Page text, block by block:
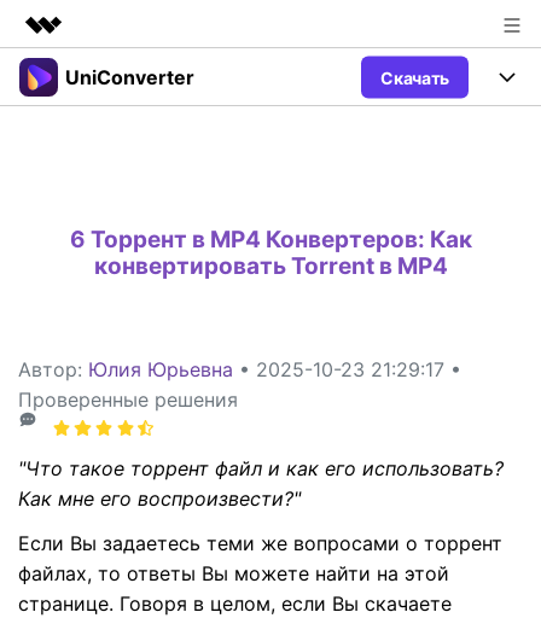
Рекомендуемые продукты
Поддержка
UniConverter Скачать
UniConverter для Windows
UniConverter для Mac
Видео/Аудио
Больше инструментов
Руководство
Пользователи DVD
Пользователи Социальных Сетей
Креативный Дизайн
Пользователи Фильмов
Поддержка
ВидеоурокиПосмотрите видеоурок и узнайте, как использовать
Контактная
Вся информация, необходимая для
Технические
Характеристики
Полный список поддерживаемых форматов,
устройств и графических процессоров.
КУПИТЬ Sign In
search
6 Торрент в MP4 Конвертеров: Как
конвертировать Torrent в MP4
Автор: Юлия Юрьевна • 2025-10-23 21:29:17 •
Проверенные решения
"Что такое торрент файл и как его использовать?
Как мне его воспроизвести?"
Если Вы задаетесь теми же вопросами о торрент
файлах, то ответы Вы можете найти на этой
странице. Говоря в целом, если Вы скачаете